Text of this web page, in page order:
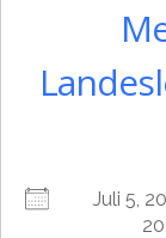
Juli 5,